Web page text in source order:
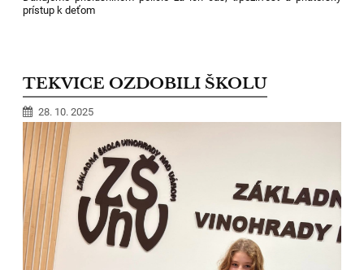
prístup k deťom
TEKVICE OZDOBILI ŠKOLU
28. 10. 2025